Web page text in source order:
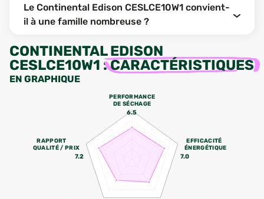
Le Continental Edison CESLCE10W1 convient-
il à une famille nombreuse ?
CONTINENTAL EDISON
CESLCE10W1 :CARACTÉRISTIQUES
EN GRAPHIQUE
PERFORMANCE
DE SÉCHAGE
6.5
EFFICACITÉ
ÉNERGÉTIQUE
7.0
RAPPORT
QUALITÉ / PRIX
7.2